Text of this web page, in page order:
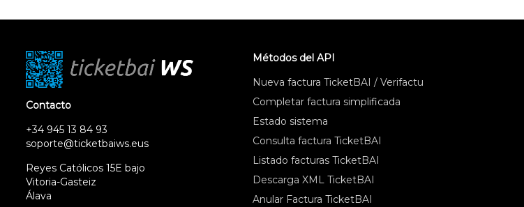
Contacto
+34 945 13 84 93
soporte@ticketbaiws.eus
Reyes Católicos 15E bajo
Vitoria-Gasteiz
Álava
Métodos del API
Nueva factura TicketBAI / Verifactu
Completar factura simplificada
Estado sistema
Consulta factura TicketBAI
Listado facturas TicketBAI
Descarga XML TicketBAI
Anular Factura TicketBAI